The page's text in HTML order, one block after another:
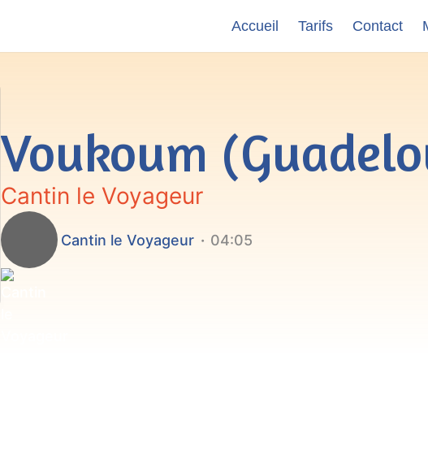
Accueil Tarifs Contact
Voukoum
Cantin le Voyageur
Cantin le Voyageur 04:05